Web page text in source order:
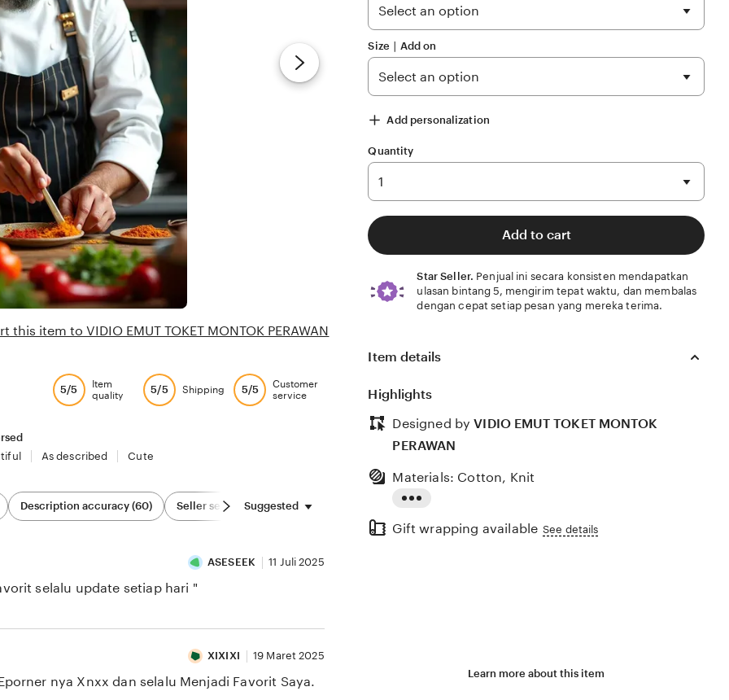
this item to VIDIO EMUT TOKET MONTOK PERAWAN
Size ∣ Add on
Add personalization
Quantity
Add to cart
Star Seller. Penjual ini secara konsisten mendapatkan
ulasan bintang 5, mengirim tepat waktu, dan membalas
dengan cepat setiap pesan yang mereka terima.
Item details
Highlights
Designed byVIDIO EMUT TOKET MONTOK
PERAWAN
the
Materials: Cotton, Knit
Gift wrapping available See details
Learn more about this item
5/5
Item
quality
5/5 Shipping 5/5
Customer
service
As described Cute
Description accuracy (60) Seller service (82) Sizing & Fit (25)
Suggested
ASESEEK 11 Juli 2025
selalu update setiap hari "
XIXIXI 19 Maret 2025
nya Xnxx dan selalu Menjadi Favorit Saya.